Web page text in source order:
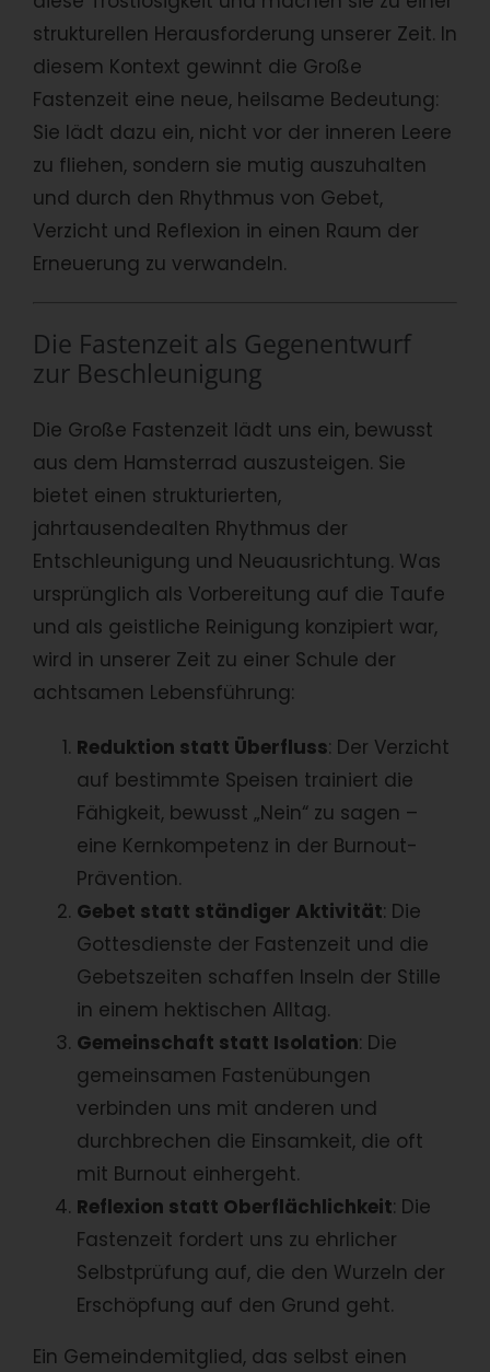
strukturellen Herausforderung unserer Zeit. In
diesem Kontext gewinnt die Große
Fastenzeit eine neue, heilsame Bedeutung:
Sie lädt dazu ein, nicht vor der inneren Leere
zu fliehen, sondern sie mutig auszuhalten
und durch den Rhythmus von Gebet,
Verzicht und Reflexion in einen Raum der
Erneuerung zu verwandeln.
Die Fastenzeit als Gegenentwurf
zur Beschleunigung
Die Große Fastenzeit lädt uns ein, bewusst
aus dem Hamsterrad auszusteigen. Sie
bietet einen strukturierten,
jahrtausendealten Rhythmus der
Entschleunigung und Neuausrichtung. Was
ursprünglich als Vorbereitung auf die Taufe
und als geistliche Reinigung konzipiert war,
wird in unserer Zeit zu einer Schule der
achtsamen Lebensführung:
Reduktion statt Überfluss: Der Verzicht
auf bestimmte Speisen trainiert die
Fähigkeit, bewusst „Nein“ zu sagen –
eine Kernkompetenz in der Burnout-
Prävention.
Gebet statt ständiger Aktivität: Die
Gottesdienste der Fastenzeit und die
Gebetszeiten schaffen Inseln der Stille
in einem hektischen Alltag.
Gemeinschaft statt Isolation: Die
gemeinsamen Fastenübungen
verbinden uns mit anderen und
durchbrechen die Einsamkeit, die oft
mit Burnout einhergeht.
Reflexion statt Oberflächlichkeit: Die
Fastenzeit fordert uns zu ehrlicher
Selbstprüfung auf, die den Wurzeln der
Erschöpfung auf den Grund geht.
Ein Gemeindemitglied, das selbst einen